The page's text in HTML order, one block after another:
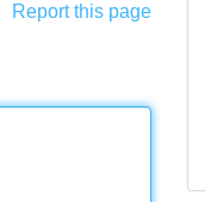
Report this page